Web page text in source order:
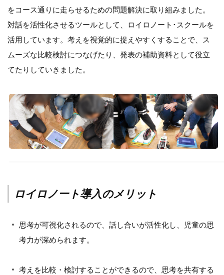
をコース通りに走らせるための問題解決に取り組みました。
対話を活性化させるツールとして、ロイロノート･スクールを
活用しています。考えを視覚的に捉えやすくすることで、ス
ムーズな比較検討につなげたり、発表の補助資料として役立
てたりしていきました。
ロイロノート導入のメリット
思考が可視化されるので、話し合いが活性化し、児童の思
考力が深められます。
考えを比較・検討することができるので、思考を共有する